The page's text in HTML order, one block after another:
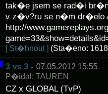
tak�e jsem se rad�i
v z�v?ru se n�m dr�elo
http://
[ St�hnout ] (Sta�eno:
3 vs 3 - 07.05.2012 15:55
P�idal: TAUREN
CZ x GLOBAL (TvP)